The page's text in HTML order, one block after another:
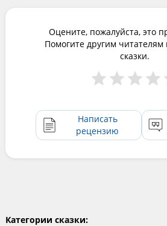
Оцените, пожалуйста, это
Помогите другим
сказки.
Написать
рецензию
Категории сказки: